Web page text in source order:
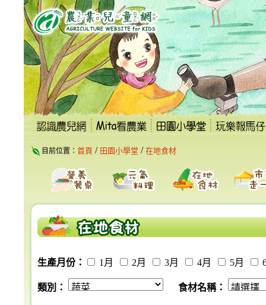
跳
到
主
要
內
容
區
塊
:::
目前位置： 首頁 / 田園小學堂 / 在地食材
生產月份： 1月 2月 3月 4月 5月
類別： 食材名稱：